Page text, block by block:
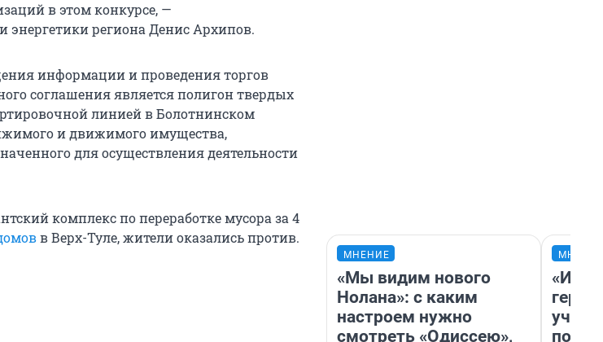
в этом конкурсе, —
региона Денис Архипов.
информации и проведения торгов
соглашения является полигон твердых
линией в Болотнинском
и движимого имущества,
для осуществления деятельности
комплекс по переработке мусора за 4
в Верх-Туле, жители оказались против.
МНЕНИЕ
«Мы видим нового
Нолана»: с каким
настроем нужно
смотреть «Одиссею»,
учит